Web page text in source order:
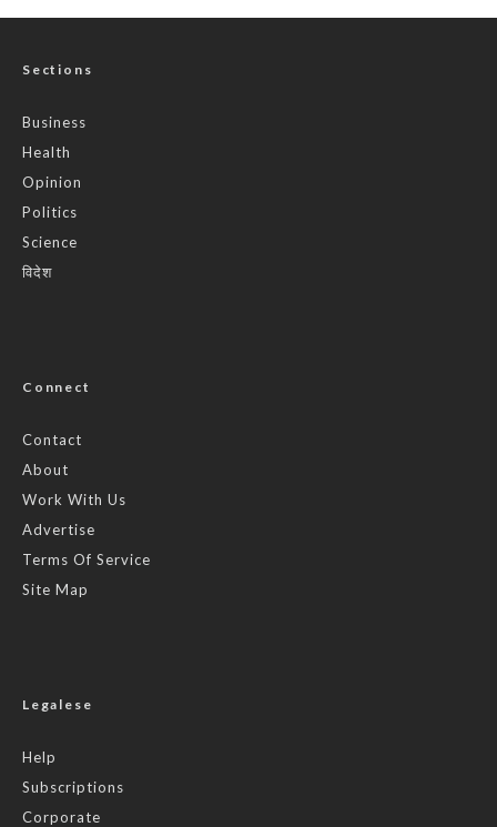
Sections
Business
Health
Opinion
Politics
Science
विदेश
Connect
Contact
About
Work With Us
Advertise
Terms Of Service
Site Map
Legalese
Help
Subscriptions
Corporate